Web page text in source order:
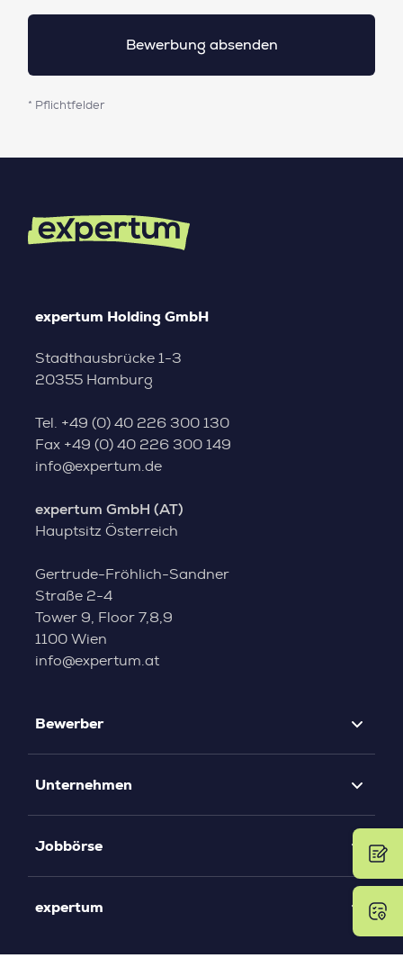
* Pflichtfelder
expertum Holding GmbH
Stadthausbrücke 1-3
20355 Hamburg
Tel. +49 (0) 40 226 300 130
Fax +49 (0) 40 226 300 149
info@expertum.de
expertum GmbH (AT)
Hauptsitz Österreich
Gertrude-Fröhlich-Sandner
Straße 2-4
Tower 9, Floor 7,8,9
1100 Wien
info@expertum.at
Bewerber
Unternehmen
Jobbörse
expertum